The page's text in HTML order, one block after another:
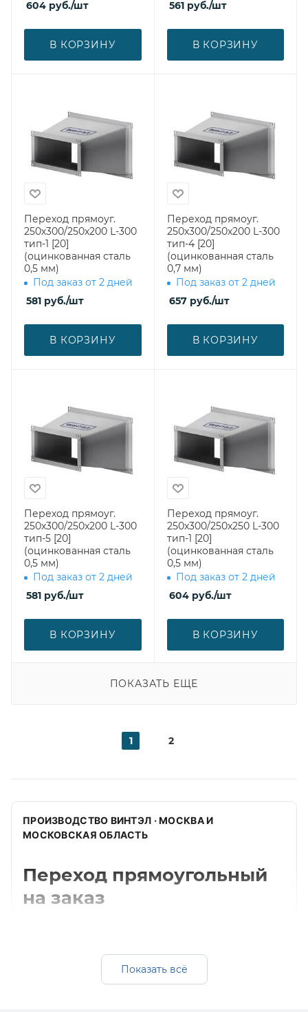
604 руб./шт
В КОРЗИНУ
561руб./шт
В КОРЗИНУ
Переход прямоуг.
250х300/250х200 L-300
тип-1 [20]
(оцинкованная сталь
0,5 мм)
Под заказ от 2 дней
581 руб./шт
В КОРЗИНУ
Переход прямоуг.
250х300/250х200 L-300
тип-4 [20]
(оцинкованная сталь
0,7 мм)
Под заказ от 2 дней
657руб./шт
В КОРЗИНУ
Переход прямоуг.
250х300/250х200 L-300
тип-5 [20]
(оцинкованная сталь
0,5 мм)
Под заказ от 2 дней
581 руб./шт
В КОРЗИНУ
Переход прямоуг.
250х300/250х250 L-300
тип-1 [20]
(оцинкованная сталь
0,5 мм)
Под заказ от 2 дней
604руб./шт
В КОРЗИНУ
ПОКАЗАТЬ ЕЩЕ
1 2
ПРОИЗВОДСТВО ВИНТЭЛ · МОСКВА И
МОСКОВСКАЯ ОБЛАСТЬ
Переход прямоугольный
на заказ
оцинкованная, черная и нержавеющая
сталь, подбор толщины, комплектация под
Показать всё